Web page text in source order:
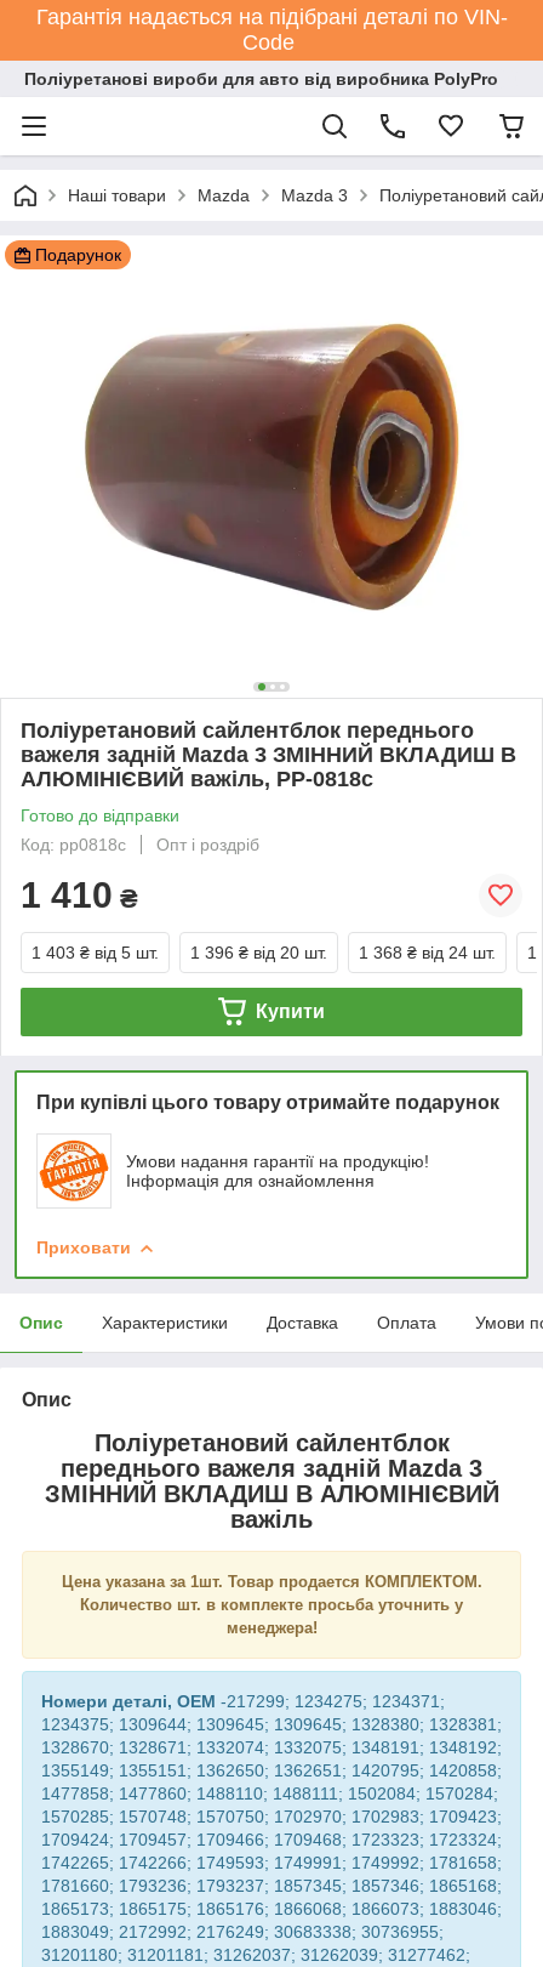
Гарантія надається на підібрані деталі по VIN-
Code
Поліуретанові вироби для авто від виробника PolyPro
Наші товари Mazda Mazda 3 Поліуретановий
Подарунок
Поліуретановий сайлентблок переднього
важеля задній Mazda 3 ЗМІННИЙ ВКЛАДИШ В
АЛЮМІНІЄВИЙ важіль, PP-0818c
Готово до відправки
Код: pp0818c
Опт і роздріб
1 410 ₴
1 403 ₴ від 5 шт. 1 396 ₴ від 20 шт. 1 368 ₴ від 24 шт. 1
Купити
При купівлі цього товару отримайте подарунок
Умови надання гарантії на продукцію!
Інформація для ознайомлення
Приховати
Опис Характеристики Доставка Оплата Умови
Опис
Поліуретановий сайлентблок
переднього важеля задній Mazda 3
ЗМІННИЙ ВКЛАДИШ В АЛЮМІНІЄВИЙ
важіль
Цена указана за 1шт. Товар продается КОМПЛЕКТОМ.
Количество шт. в комплекте просьба уточнить у
менеджера!
Номери деталі, OEM -217299; 1234275; 1234371;
1234375; 1309644; 1309645; 1309645; 1328380; 1328381;
1328670; 1328671; 1332074; 1332075; 1348191; 1348192;
1355149; 1355151; 1362650; 1362651; 1420795; 1420858;
1477858; 1477860; 1488110; 1488111; 1502084; 1570284;
1570285; 1570748; 1570750; 1702970; 1702983; 1709423;
1709424; 1709457; 1709466; 1709468; 1723323; 1723324;
1742265; 1742266; 1749593; 1749991; 1749992; 1781658;
1781660; 1793236; 1793237; 1857345; 1857346; 1865168;
1865173; 1865175; 1865176; 1866068; 1866073; 1883046;
1883049; 2172992; 2176249; 30683338; 30736955;
31201180; 31201181; 31262037; 31262039; 31277462;